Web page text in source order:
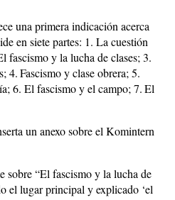
una primera indicación acerca
en siete partes: 1. La cuestión
fascismo y la lucha de clases; 3.
4. Fascismo y clase obrera; 5.
6. El fascismo y el campo; 7. El
un anexo sobre el Komintern
sobre “El fascismo y la lucha de
el lugar principal y explicado ‘el